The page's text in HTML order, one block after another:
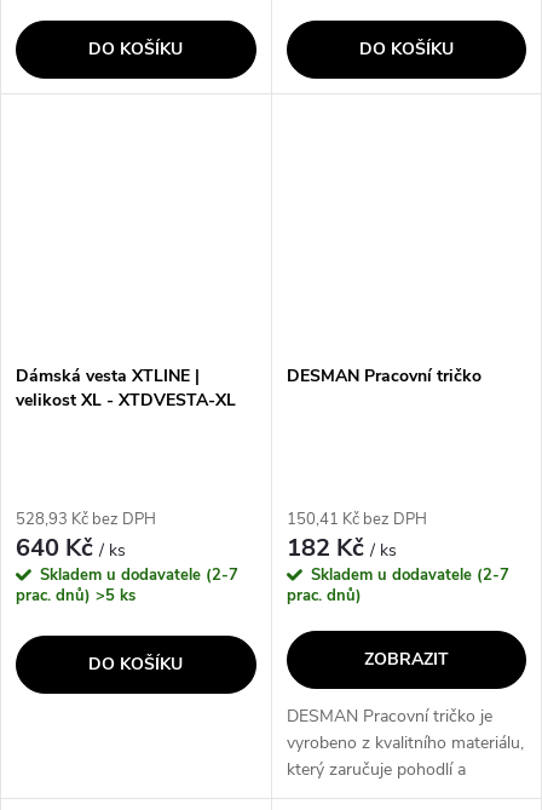
DO KOŠÍKU DO KOŠÍKU
Dámská vesta XTLINE |
velikost XL - XTDVESTA-XL
528,93 Kč bez DPH
640 Kč/ ks
Skladem u dodavatele (2-7
prac. dnů) >5 ks
DO KOŠÍKU
DESMAN Pracovní tričko
150,41 Kč bez DPH
182 Kč/ ks
Skladem u dodavatele (2-7
prac. dnů)
ZOBRAZIT
DESMAN Pracovní tričko je
vyrobeno z kvalitního materiálu,
který zaručuje pohodlí a
odolnost. Tričko je vhodné pro